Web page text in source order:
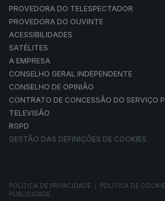
PROVEDORA DO TELESPECTADOR
PROVEDORA DO OUVINTE
ACESSIBILIDADES
SATÉLITES
A EMPRESA
CONSELHO GERAL INDEPENDENTE
CONSELHO DE OPINIÃO
CONTRATO DE CONCESSÃO DO SERVIÇO
TELEVISÃO
RGPD
GESTÃO DAS DEFINIÇÕES DE COOKIES
POLÍTICA DE PRIVACIDADE POLÍTICA DE
PUBLICIDADE